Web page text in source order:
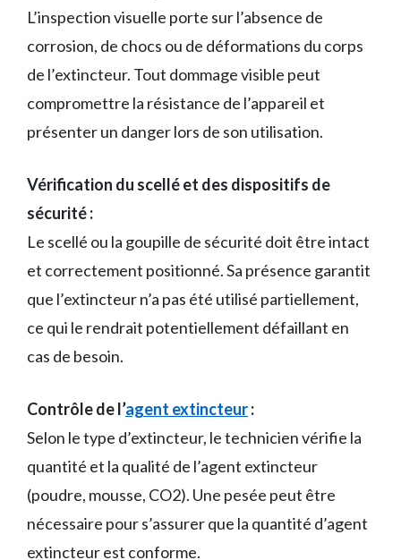
L’inspection visuelle porte sur l’absence de
corrosion, de chocs ou de déformations du corps
de l’extincteur. Tout dommage visible peut
compromettre la résistance de l’appareil et
présenter un danger lors de son utilisation.
Vérification du scellé et des dispositifs de
sécurité :
Le scellé ou la goupille de sécurité doit être intact
et correctement positionné. Sa présence garantit
que l’extincteur n’a pas été utilisé partiellement,
ce qui le rendrait potentiellement défaillant en
cas de besoin.
Contrôle de l’agent extincteur:
Selon le type d’extincteur, le technicien vérifie la
quantité et la qualité de l’agent extincteur
(poudre, mousse, CO2). Une pesée peut être
nécessaire pour s’assurer que la quantité d’agent
extincteur est conforme.